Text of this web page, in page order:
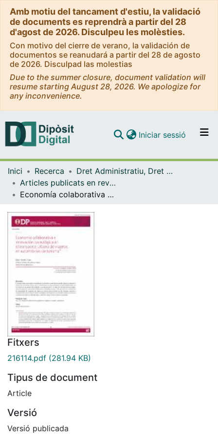
Amb motiu del tancament d'estiu, la validació
de documents es reprendrà a partir del 28
d'agost de 2026. Disculpeu les molèsties.
Con motivo del cierre de verano, la validación de
documentos se reanudará a partir del 28 de agosto
de 2026. Disculpad las molestias
Due to the summer closure, document validation will
resume starting August 28, 2026. We apologize for
any inconvenience.
Navega per tot el DD
Iniciar sessió (current)
Inici Recerca
Dret Administratiu, Dret Processal i Dret Financer i Tributari
Articles publicats en revistes (Dret Administratiu, Dret Processal i Dret Financer i Tributari)
Economía colaborativa e innovación tecnológica en el transporte urbano de viajeros en automóviles de turismo
Fitxers
216114.pdf (281.94 KB)
Tipus de document
Article
Versió
Versió publicada